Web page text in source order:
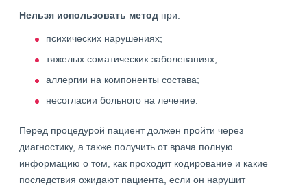
Нельзя использовать метод при:
психических нарушениях;
тяжелых соматических заболеваниях;
аллергии на компоненты состава;
несогласии больного на лечение.
Перед процедурой пациент должен пройти через
диагностику, а также получить от врача полную
информацию о том, как проходит кодирование и какие
последствия ожидают пациента, если он нарушит